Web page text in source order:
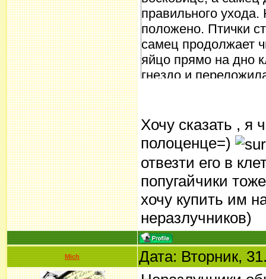
правильного
положено. Птички
самец продолжает
яйцо прямо на дно
гнездо и
очереди с самцом
снова вешать
не хотят чтобы я
других хозяев.
Хочу сказать , я
полоценце=)
отвезти его в
попугайчики
хочу купить им
неразлучников)
Mich Дата: Вторник,